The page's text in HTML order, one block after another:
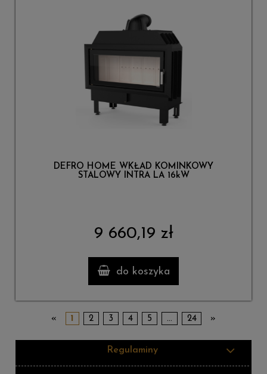
DEFRO HOME WKŁAD KOMINKOWY
STALOWY INTRA LA 16kW
9 660,19 zł
do koszyka
« 1 2 3 4 5 ... 24 »
Regulaminy